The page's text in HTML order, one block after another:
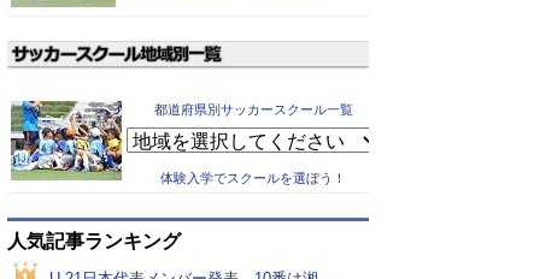
都道府県別サッカースクール一覧
体験入学でスクールを選ぼう！
人気記事ランキング